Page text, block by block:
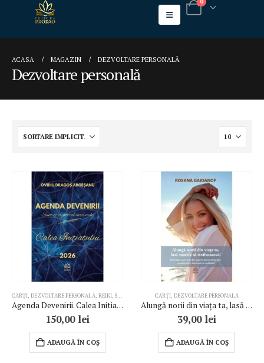
ACASA MAGAZIN DEZVOLTARE PERSONALĂ
Dezvoltare personală
CĂRȚI, DEZVOLTARE PERSONALĂ, REIKI, SPIRITUALITATE ,TERAPII COMPLEMENTARE
Agenda Devenirii. Calea Initiatului
150,00 lei
ADAUGĂ ÎN COȘ
CĂRȚI, DEZVOLTARE PERSONALĂ
Alungă norii din viața ta, lasă soarele să strălucească!
39,00 lei
ADAUGĂ ÎN COȘ